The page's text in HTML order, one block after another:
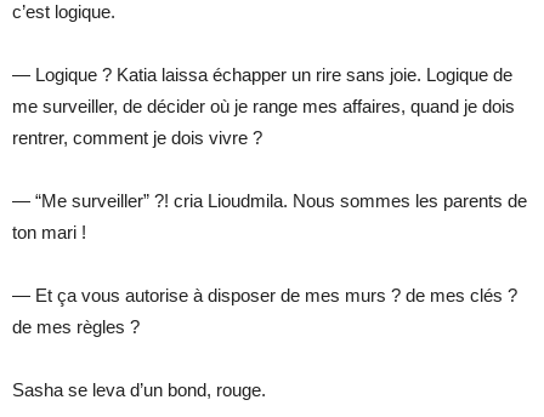
c’est logique.
— Logique ? Katia laissa échapper un rire sans joie. Logique de
me surveiller, de décider où je range mes affaires, quand je dois
rentrer, comment je dois vivre ?
— “Me surveiller” ?! cria Lioudmila. Nous sommes les parents de
ton mari !
— Et ça vous autorise à disposer de mes murs ? de mes clés ?
de mes règles ?
Sasha se leva d’un bond, rouge.